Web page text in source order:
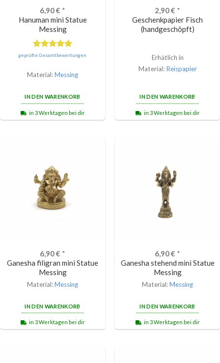
6,90€ *
Hanuman mini Statue
Messing
Bewertet
von 5
geprüfte Gesamtbewertungen
Material:Messing
IN DEN WARENKORB
in 3 Werktagen bei dir
2,90€ *
Geschenkpapier Fisch
(handgeschöpft)
Erhätlich in
Material: Reispapier
IN DEN WARENKORB
in 3 Werktagen bei dir
6,90€ *
Ganesha filigran mini Statue
Messing
Material:Messing
IN DEN WARENKORB
in 3 Werktagen bei dir
6,90€ *
Ganesha stehend mini Statue
Messing
Material:Messing
IN DEN WARENKORB
in 3 Werktagen bei dir